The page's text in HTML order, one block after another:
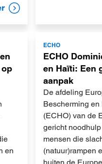
en
ECHO
ECHO
en Haïti: Een
aanpak
De afdeling
Bescherming
(ECHO) van de
gericht
mensen die
(natuur)rampen
meer